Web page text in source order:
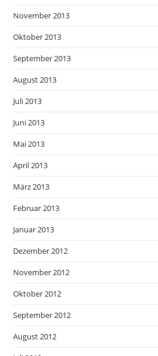
November 2013
Oktober 2013
September 2013
August 2013
Juli 2013
Juni 2013
Mai 2013
April 2013
März 2013
Februar 2013
Januar 2013
Dezember 2012
November 2012
Oktober 2012
September 2012
August 2012